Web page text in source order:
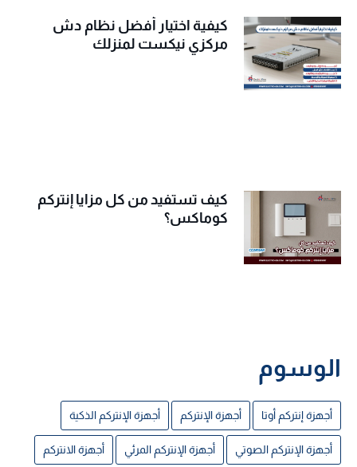
كيفية اختيار أفضل نظام دش
مركزي نيكست لمنزلك
كيف تستفيد من كل مزايا إنتركم
كوماكس؟
الوسوم
أجهزة إنتركم أوتا أجهزة الإنتركم أجهزة الإنتركم الذكية
أجهزة الإنتركم الصوتي أجهزة الإنتركم المرئي أجهزة الانتركم